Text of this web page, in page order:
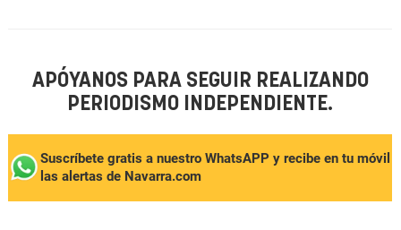
APÓYANOS PARA SEGUIR REALIZANDO
PERIODISMO INDEPENDIENTE.
Suscríbete gratis a nuestro WhatsAPP y recibe en tu móvil
las alertas de Navarra.com